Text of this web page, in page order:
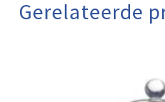
Gerelateerde